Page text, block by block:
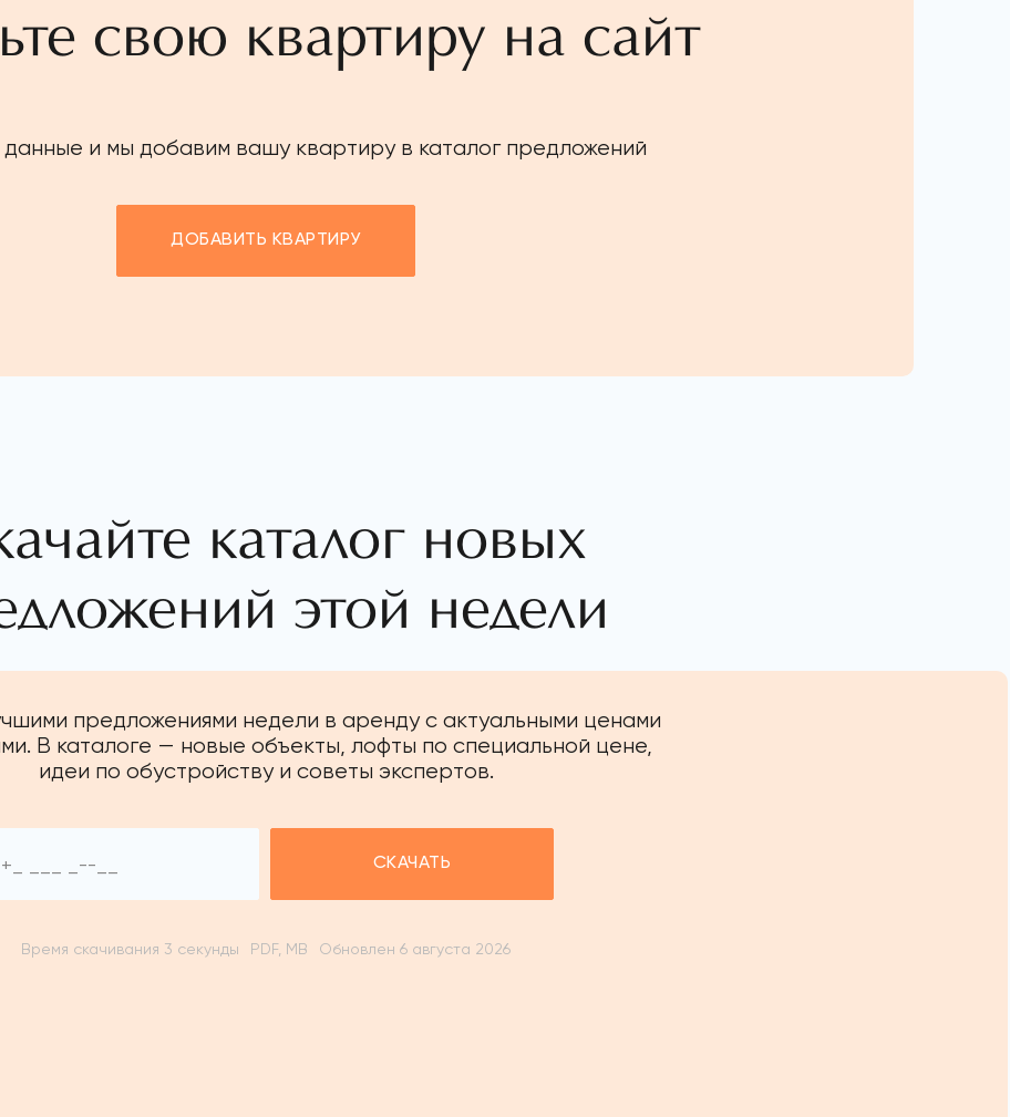
свою квартиру на сайт
и мы добавим вашу квартиру в каталог предложений
ДОБАВИТЬ КВАРТИРУ
каталог новых
этой недели
предложениями недели в аренду с актуальными ценами
В каталоге — новые объекты, лофты по специальной цене,
идеи по обустройству и советы экспертов.
СКАЧАТЬ
Время скачивания 3 секунды PDF, MB Обновлен 6 августа 2026